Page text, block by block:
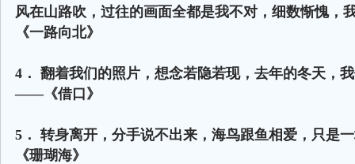
风在山路吹，过往的画面全都是我不对，细数惭愧
《一路向北》
4． 翻着我们的照片，想念若隐若现，去年的冬天，
——《借口》
5． 转身离开，分手说不出来，海鸟跟鱼相爱，只是
《珊瑚海》